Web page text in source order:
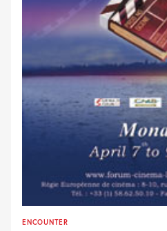
ENCOUNTER